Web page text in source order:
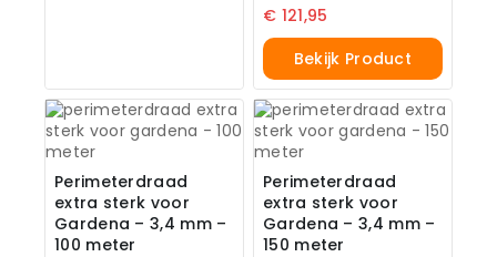
€ 121,95
Bekijk Product
Perimeterdraad
extra sterk voor
Gardena – 3,4 mm –
100 meter
Perimeterdraad
extra sterk voor
Gardena – 3,4 mm –
150 meter